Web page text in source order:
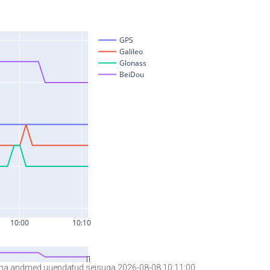
andmed uuendatud seisuga 2026-08-08 10:11:00